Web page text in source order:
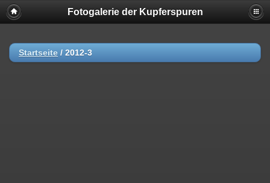
Fotogalerie der Kupferspuren
Startseite / 2012-3